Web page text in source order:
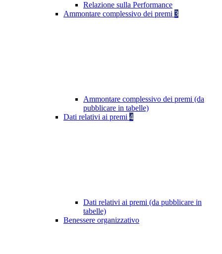
Relazione sulla Performance
Ammontare complessivo dei premi 3
Ammontare complessivo dei premi (da
pubblicare in tabelle)
Dati relativi ai premi 4
Dati relativi ai premi (da pubblicare in
tabelle)
Benessere organizzativo